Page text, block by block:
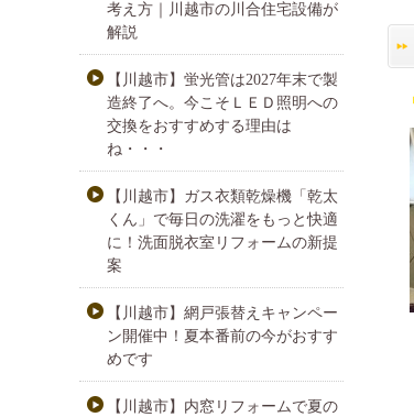
考え方｜川越市の川合住宅設備が
解説
【川越市】蛍光管は2027年末で製
造終了へ。今こそＬＥＤ照明への
交換をおすすめする理由は
ね・・・
【川越市】ガス衣類乾燥機「乾太
くん」で毎日の洗濯をもっと快適
に！洗面脱衣室リフォームの新提
案
【川越市】網戸張替えキャンペー
ン開催中！夏本番前の今がおすす
めです
【川越市】内窓リフォームで夏の